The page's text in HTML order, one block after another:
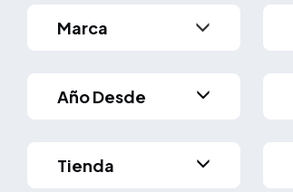
Año Desde
Tienda